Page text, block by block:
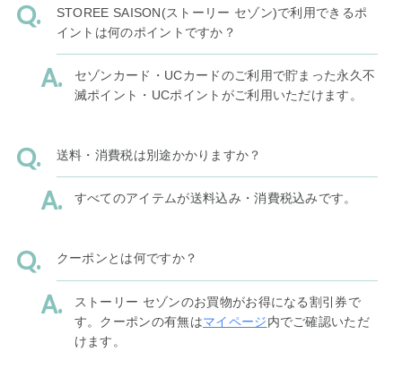
STOREE SAISON(ストーリー セゾン)で利用できるポ
イントは何のポイントですか？
セゾンカード・UCカードのご利用で貯まった永久不
滅ポイント・UCポイントがご利用いただけます。
送料・消費税は別途かかりますか？
すべてのアイテムが送料込み・消費税込みです。
クーポンとは何ですか？
ストーリー セゾンのお買物がお得になる割引券で
す。クーポンの有無はマイページ内でご確認いただ
けます。